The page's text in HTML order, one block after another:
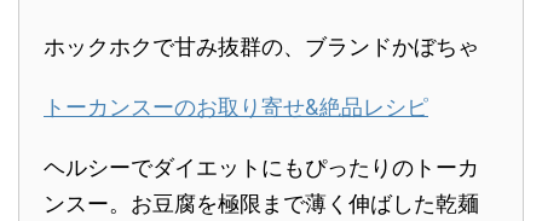
ホックホクで甘み抜群の、ブランドかぼちゃ
トーカンスーのお取り寄せ&絶品レシピ
ヘルシーでダイエットにもぴったりのトーカ
ンスー。お豆腐を極限まで薄く伸ばした乾麺